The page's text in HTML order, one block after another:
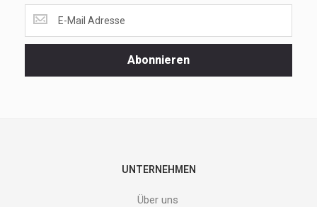
dir
unsere
Abonnieren
UNTERNEHMEN
Über uns